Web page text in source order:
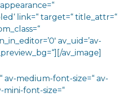
link=“ target=“ title_attr=“
av_uid=’av-
av_image]
av-medium-font-size=“ av-
mini-font-size=“